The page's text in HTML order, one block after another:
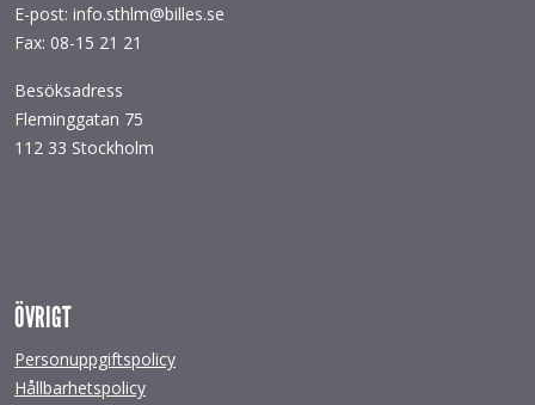
E-post: info.sthlm@billes.se
Fax: 08-15 21 21
Besöksadress
Fleminggatan 75
112 33 Stockholm
ÖVRIGT
Personuppgiftspolicy
Hållbarhetspolicy